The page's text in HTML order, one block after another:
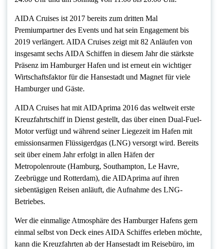
AIDA Cruises ist 2017 bereits zum dritten Mal
Premiumpartner des Events und hat sein Engagement bis
2019 verlängert. AIDA Cruises zeigt mit 82 Anläufen von
insgesamt sechs AIDA Schiffen in diesem Jahr die stärkste
Präsenz im Hamburger Hafen und ist erneut ein wichtiger
Wirtschaftsfaktor für die Hansestadt und Magnet für viele
Hamburger und Gäste.
AIDA Cruises hat mit AIDAprima 2016 das weltweit erste
Kreuzfahrtschiff in Dienst gestellt, das über einen Dual-Fuel-
Motor verfügt und während seiner Liegezeit im Hafen mit
emissionsarmen Flüssigerdgas (LNG) versorgt wird. Bereits
seit über einem Jahr erfolgt in allen Häfen der
Metropolenroute (Hamburg, Southampton, Le Havre,
Zeebrügge und Rotterdam), die AIDAprima auf ihren
siebentägigen Reisen anläuft, die Aufnahme des LNG-
Betriebes.
Wer die einmalige Atmosphäre des Hamburger Hafens gern
einmal selbst von Deck eines AIDA Schiffes erleben möchte,
kann die Kreuzfahrten ab der Hansestadt im Reisebüro, im